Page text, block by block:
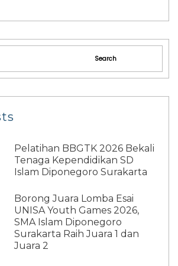
Pelatihan BBGTK 2026 Bekali
Tenaga Kependidikan SD
Islam Diponegoro Surakarta
Borong Juara Lomba Esai
UNISA Youth Games 2026,
SMA Islam Diponegoro
Surakarta Raih Juara 1 dan
Juara 2